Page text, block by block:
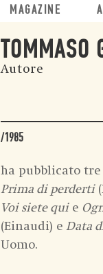
MAGAZINE
TOMMASO
Autore
/1985
ha pubblicato
Prima di perderti
Voi siete quie
(Einaudi) e Data
Uomo.